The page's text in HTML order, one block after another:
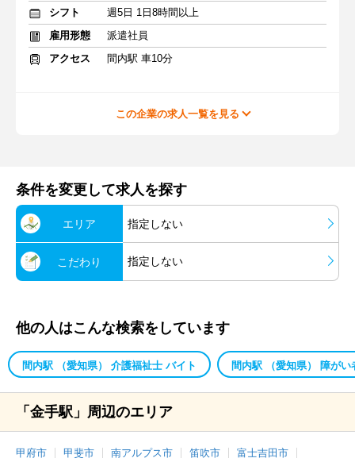
シフト
週5日 1日8時間以上
雇用形態
派遣社員
アクセス
間内駅 車10分
この企業の求人一覧を見る
条件を変更して求人を探す
エリア 指定しない
こだわり 指定しない
他の人はこんな検索をしています
間内駅 （愛知県） 介護福祉士 バイト 間内駅 （愛知県） 障がい
「金手駅」周辺のエリア
甲府市 甲斐市 南アルプス市 笛吹市
富士吉田市